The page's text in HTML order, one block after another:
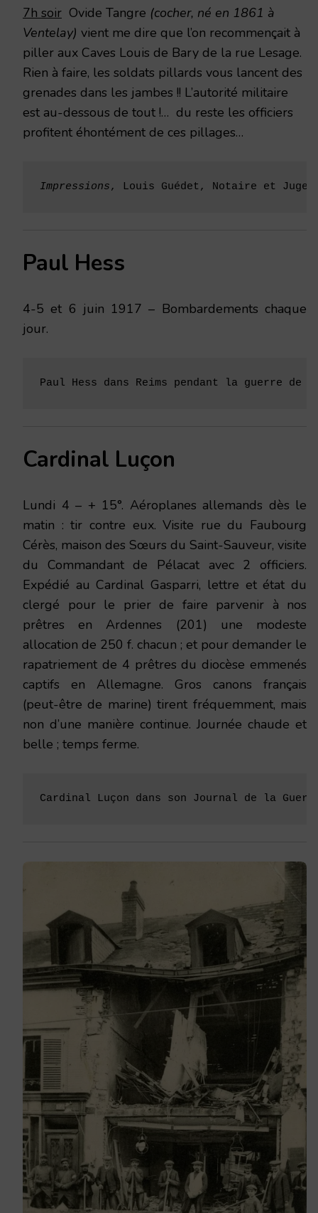
7h soir Ovide Tangre (cocher, né en 1861 à
Ventelay) vient me dire que l’on recommençait à
piller aux Caves Louis de Bary de la rue Lesage.
Rien à faire, les soldats pillards vous lancent des
grenades dans les jambes !! L’autorité militaire
est au-dessous de tout !… du reste les officiers
profitent éhontément de ces pillages…
Impressions, Louis Guédet, Notaire et
Paul Hess
4-5 et 6 juin 1917 – Bombardements chaque
jour.
Paul Hess dans Reims pendant la guerre de
Cardinal Luçon
Lundi 4 – + 15°. Aéroplanes allemands dès le
matin : tir contre eux. Visite rue du Faubourg
Cérès, maison des Sœurs du Saint-Sauveur, visite
du Commandant de Pélacat avec 2 officiers.
Expédié au Cardinal Gasparri, lettre et état du
clergé pour le prier de faire parvenir à nos
prêtres en Arden­nes (201) une modeste
allocation de 250 f. chacun ; et pour demander le
rapatriement de 4 prêtres du diocèse emmenés
captifs en Allemagne. Gros canons français
(peut-être de marine) tirent fréquemment, mais
non d’une manière continue. Journée chaude et
belle ; temps ferme.
Cardinal Luçon dans son Journal de la